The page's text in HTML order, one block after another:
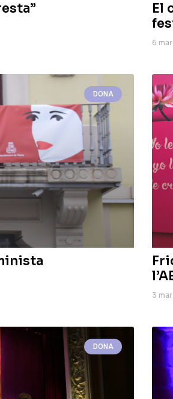
El
6
DONA
3
DONA